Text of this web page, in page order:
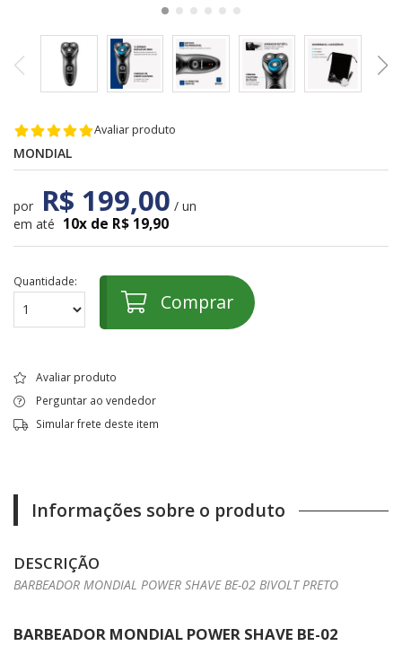
Avaliar produto
MONDIAL
por R$ 199,00 / un
em até 10x de R$ 19,90
Quantidade:
Comprar
Avaliar produto
Perguntar ao vendedor
Simular frete deste item
Informações sobre o produto
DESCRIÇÃO
BARBEADOR MONDIAL POWER SHAVE BE-02 BIVOLT PRETO
BARBEADOR MONDIAL POWER SHAVE BE-02